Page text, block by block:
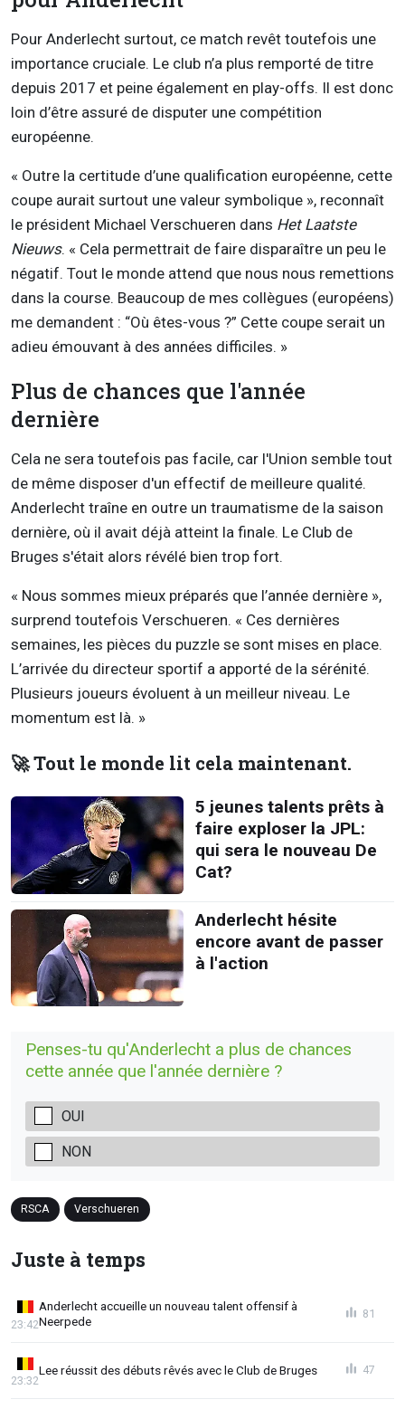
Pour Anderlecht surtout, ce match revêt toutefois une
importance cruciale. Le club n’a plus remporté de titre
depuis 2017 et peine également en play-offs. Il est donc
loin d’être assuré de disputer une compétition
européenne.
« Outre la certitude d’une qualification européenne, cette
coupe aurait surtout une valeur symbolique », reconnaît
le président Michael Verschueren dans Het Laatste
Nieuws. « Cela permettrait de faire disparaître un peu le
négatif. Tout le monde attend que nous nous remettions
dans la course. Beaucoup de mes collègues (européens)
me demandent : “Où êtes-vous ?” Cette coupe serait un
adieu émouvant à des années difficiles. »
Plus de chances que l'année
dernière
Cela ne sera toutefois pas facile, car l'Union semble tout
de même disposer d'un effectif de meilleure qualité.
Anderlecht traîne en outre un traumatisme de la saison
dernière, où il avait déjà atteint la finale. Le Club de
Bruges s'était alors révélé bien trop fort.
« Nous sommes mieux préparés que l’année dernière »,
surprend toutefois Verschueren. « Ces dernières
semaines, les pièces du puzzle se sont mises en place.
L’arrivée du directeur sportif a apporté de la sérénité.
Plusieurs joueurs évoluent à un meilleur niveau. Le
momentum est là. »
🚀 Tout le monde lit cela maintenant.
5 jeunes talents prêts à
faire exploser la JPL:
qui sera le nouveau De
Cat?
Anderlecht hésite
encore avant de passer
à l'action
Penses-tu qu'Anderlecht a plus de chances
cette année que l'année dernière ?
OUI
NON
RSCA Verschueren
Juste à temps
Anderlecht accueille un nouveau talent offensif à
Neerpede
23:42
81
Lee réussit des débuts rêvés avec le Club de Bruges
23:32
47